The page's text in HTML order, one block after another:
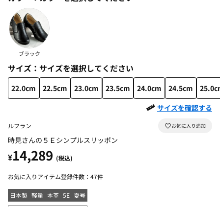
ブラック
サイズ： サイズを選択してください
22.0cm 22.5cm 23.0cm 23.5cm 24.0cm 24.5cm
サイズを確認する
ルフラン
時見さんの５Ｅシンプルスリッポン
¥14,289 (税込)
お気に入りアイテム登録件数： 47件
日本製 軽量 本革 5E 夏号